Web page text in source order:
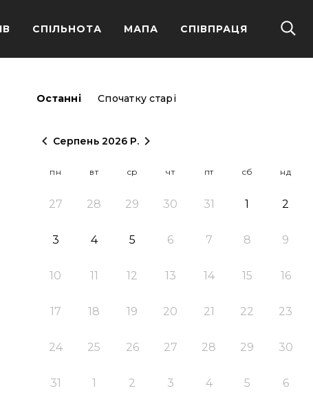
СПІЛЬНОТА МАПА СПІВПРАЦЯ
останні спочатку старі
Серпень 2026 Р.
пн вт ср чт пт сб нд
27 28 29 30 31 1 2
3 4 5 6 7 8 9
10 11 12 13 14 15 16
17 18 19 20 21 22 23
24 25 26 27 28 29 30
31 1 2 3 4 5 6